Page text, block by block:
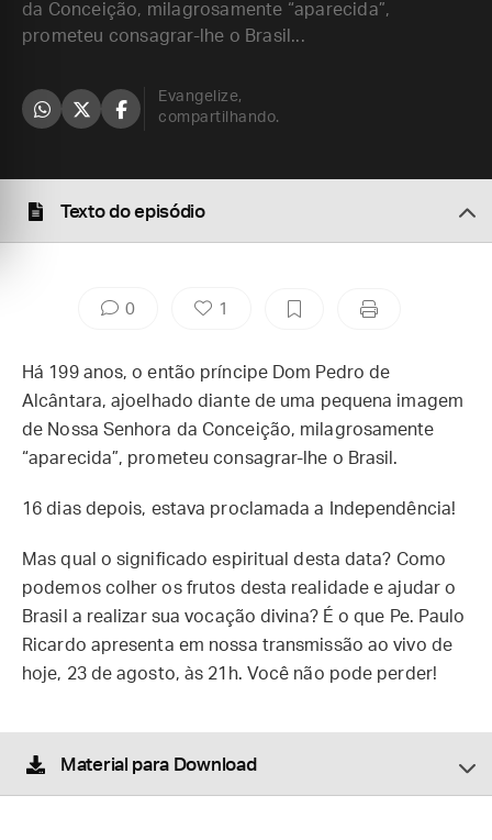
da Conceição, milagrosamente “aparecida”,
prometeu consagrar-lhe o Brasil...
Evangelize,
compartilhando.
Texto do episódio
0 1
Há 199 anos, o então príncipe Dom Pedro de
Alcântara, ajoelhado diante de uma pequena imagem
de Nossa Senhora da Conceição, milagrosamente
“aparecida”, prometeu consagrar-lhe o Brasil.
16 dias depois, estava proclamada a Independência!
Mas qual o significado espiritual desta data? Como
podemos colher os frutos desta realidade e ajudar o
Brasil a realizar sua vocação divina? É o que Pe. Paulo
Ricardo apresenta em nossa transmissão ao vivo de
hoje, 23 de agosto, às 21h. Você não pode perder!
Material para Download